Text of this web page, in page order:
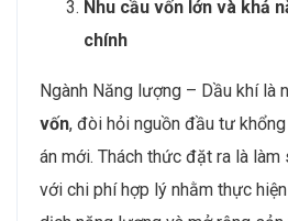
Nhu cầu vốn lớn và khả
chính
Ngành Năng lượng – Dầu khí là
vốn, đòi hỏi nguồn đầu tư
án mới. Thách thức đặt ra là
với chi phí hợp lý nhằm thực